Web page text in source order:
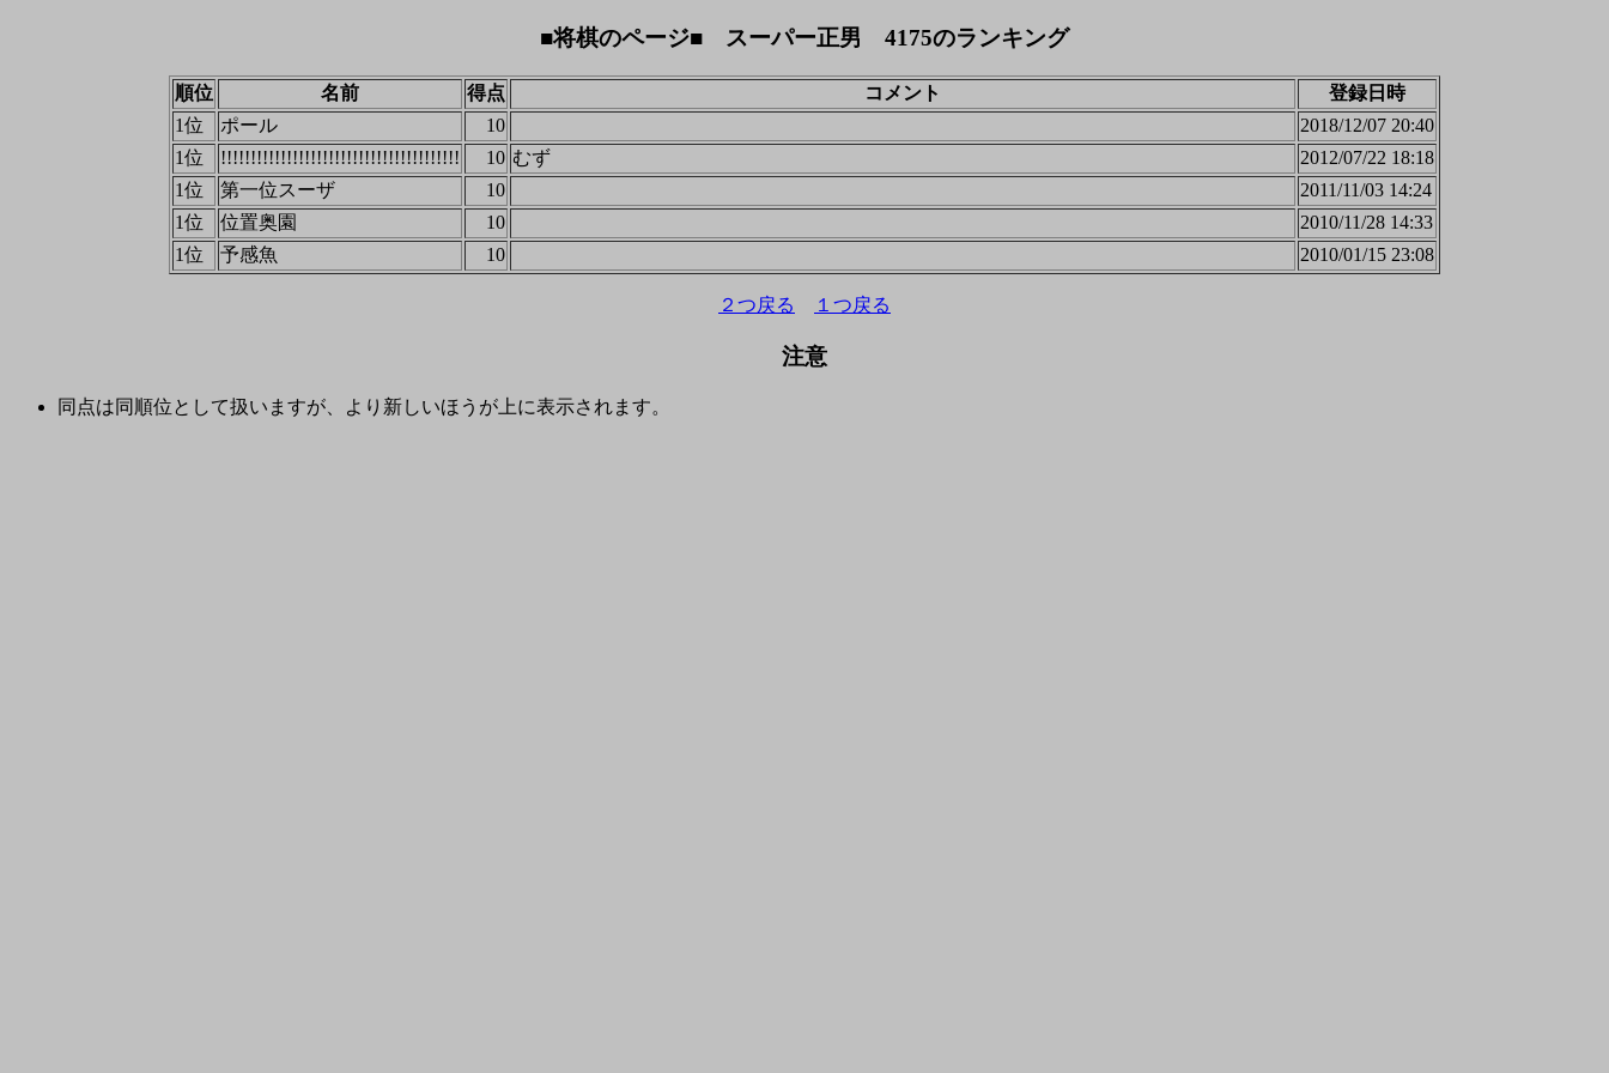
■将棋のページ■ スーパー正男 4175のランキング
順位 名前 得点 コメント
登録日時
1位
ポール 10
2018/12/07 20:40
1位
!!!!!!!!!!!!!!!!!!!!!!!!!!!!!!!!!!!!!!!! 10 むず
2012/07/22 18:18
1位
第一位スーザ 10
2011/11/03 14:24
1位
位置奥園 10
2010/11/28 14:33
1位
予感魚 10 2010/01/15 23:08
２つ戻る １つ戻る
注意
同点は同順位として扱いますが、より新しいほうが上に表示されます。